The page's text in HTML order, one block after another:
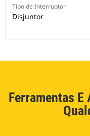
Tipo de Interruptor
Disjuntor
Ferramentas